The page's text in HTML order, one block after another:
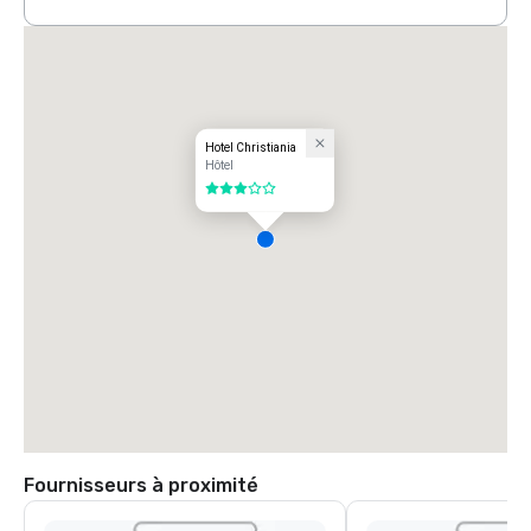
Hotel Christiania
Hôtel
3 sur 5
Fournisseurs à proximité